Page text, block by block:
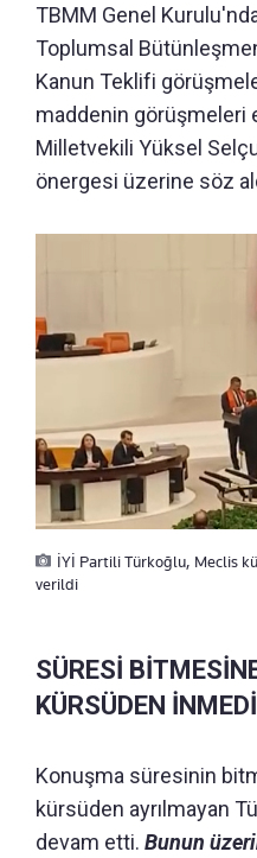
TBMM Genel
Toplumsal
Kanun Teklifi
maddenin görüşmeleri
Milletvekili Yüksel
önergesi üzerine söz
İYİ Partili Türkoğlu, Meclis
verildi
SÜRESİ
KÜRSÜDEN İNMEDİ
Konuşma süresinin
kürsüden ayrılmayan
devam etti. Bunun